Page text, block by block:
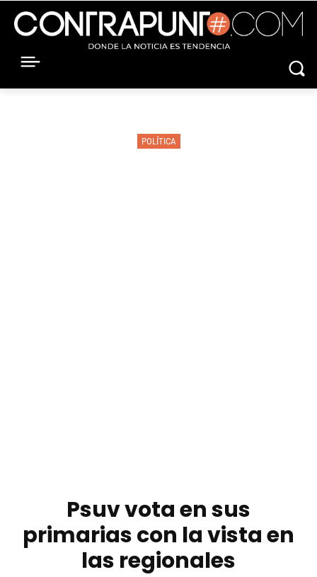
POLÍTICA
Psuv vota en sus
primarias con la vista en
las regionales